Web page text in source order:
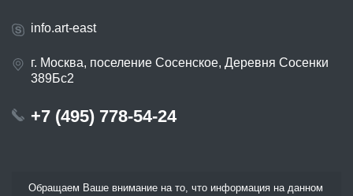
info.art-east
г. Москва, поселение Сосенское, Деревня Сосенки
389Бс2
+7 (495) 778-54-24
Обращаем Ваше внимание на то, что информация на данном